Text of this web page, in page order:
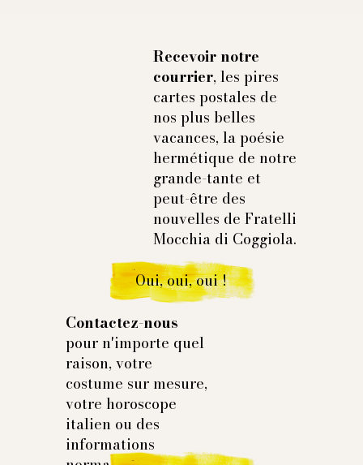
Recevoir notre
courrier, les pires
cartes postales de
nos plus belles
vacances, la poésie
hermétique de notre
grande-tante et
peut-être des
nouvelles de Fratelli
Mocchia di Coggiola.
Contactez-nous
pour n'importe quel
raison, votre
costume sur mesure,
votre horoscope
italien ou des
informations
Oui, oui, oui !